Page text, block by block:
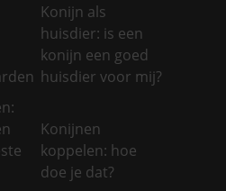
Konijn als
huisdier: is een
konijn een goed
huisdier voor mij?
Konijnen
koppelen: hoe
doe je dat?